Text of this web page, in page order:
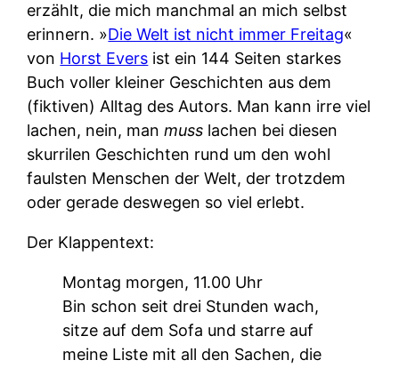
erzählt, die mich manchmal an mich selbst
erinnern. »Die Welt ist nicht immer Freitag«
von Horst Evers ist ein 144 Seiten starkes
Buch voller kleiner Geschichten aus dem
(fiktiven) Alltag des Autors. Man kann irre viel
lachen, nein, manmuss lachen bei diesen
skurrilen Geschichten rund um den wohl
faulsten Menschen der Welt, der trotzdem
oder gerade deswegen so viel erlebt.
Der Klappentext:
Montag morgen, 11.00 Uhr
Bin schon seit drei Stunden wach,
sitze auf dem Sofa und starre auf
meine Liste mit all den Sachen, die